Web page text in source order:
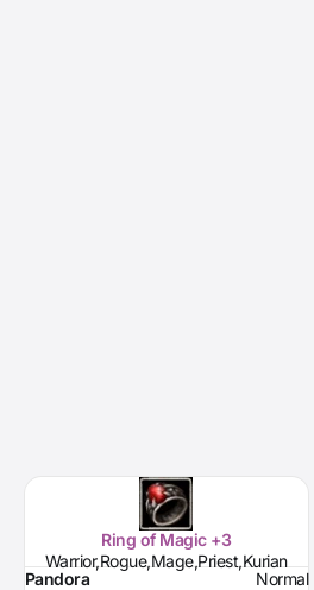
Ring of Magic +3
Warrior,Rogue,Mage,Priest,Kurian
Pandora
Normal